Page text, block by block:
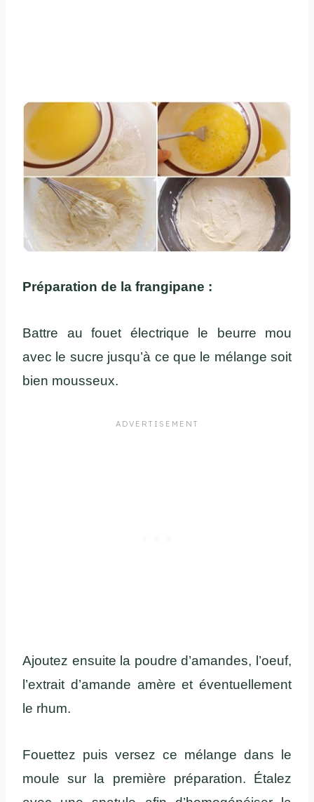
Préparation de la frangipane :
Battre au fouet électrique le beurre mou
avec le sucre jusqu’à ce que le mélange soit
bien mousseux.
Ajoutez ensuite la poudre d’amandes, l’oeuf,
l’extrait d’amande amère et éventuellement
le rhum.
Fouettez puis versez ce mélange dans le
moule sur la première préparation. Étalez